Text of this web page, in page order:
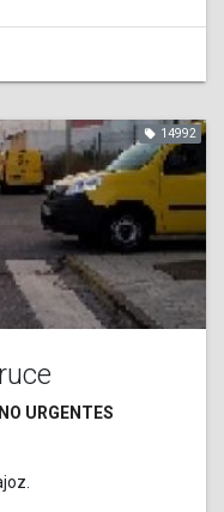
URGENTES
local_offer 14992